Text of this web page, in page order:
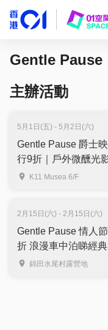
Gentle Pause
主辦活動
5月1日(五) - 5月2日(六)
Gentle Pause 爵士
行9折｜戶外微醺光
K11 Musea 6/F
2月15日(六) - 2月15日(六)
Gentle Pause 情人
折 浪漫車中泊睇經
套餐｜2月15日
錦田水尾村露營地